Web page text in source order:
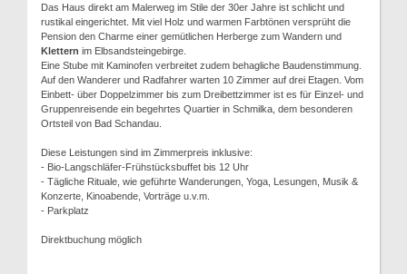
Das Haus direkt am Malerweg im Stile der 30er Jahre ist schlicht und
rustikal eingerichtet. Mit viel Holz und warmen Farbtönen versprüht die
Pension den Charme einer gemütlichen Herberge zum Wandern und
Klettern im Elbsandsteingebirge.
Eine Stube mit Kaminofen verbreitet zudem behagliche Baudenstimmung.
Auf den Wanderer und Radfahrer warten 10 Zimmer auf drei Etagen. Vom
Einbett- über Doppelzimmer bis zum Dreibettzimmer ist es für Einzel- und
Gruppenreisende ein begehrtes Quartier in Schmilka, dem besonderen
Ortsteil von Bad Schandau.
Diese Leistungen sind im Zimmerpreis inklusive:
- Bio-Langschläfer-Frühstücksbuffet bis 12 Uhr
- Tägliche Rituale, wie geführte Wanderungen, Yoga, Lesungen, Musik &
Konzerte, Kinoabende, Vorträge u.v.m.
- Parkplatz
Direktbuchung möglich